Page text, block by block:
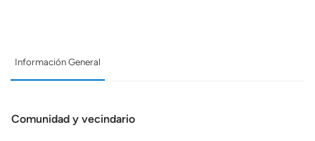
Información General
Comunidad y vecindario